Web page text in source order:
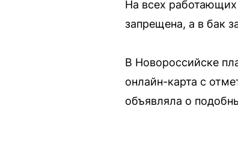
На всех
запрещена, а в бак
В Новороссийске
онлайн-карта с
объявляла о